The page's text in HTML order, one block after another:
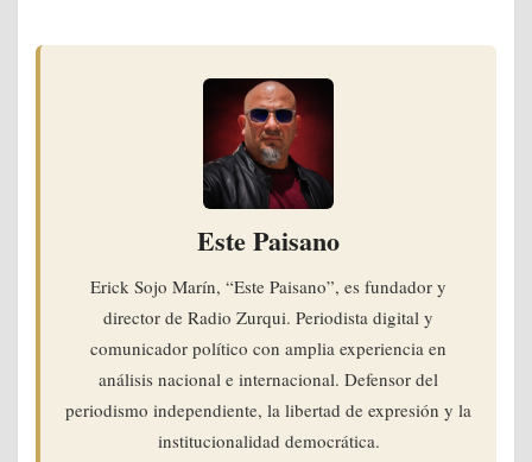
Este Paisano
Erick Sojo Marín, “Este Paisano”, es fundador y
director de Radio Zurqui. Periodista digital y
comunicador político con amplia experiencia en
análisis nacional e internacional. Defensor del
periodismo independiente, la libertad de expresión y la
institucionalidad democrática.